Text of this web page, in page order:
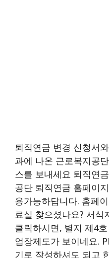
퇴직연금 변경 신청서
과에 나온 근로복지공
스를 보내세요 퇴직연
공단 퇴직연금 홈페이
용가능하답니다. 홈페
료실 찾으셨나요? 서식
클릭하시면, 별지 제4
업장제도가 보이네요.
기로 작성하셔도 되고